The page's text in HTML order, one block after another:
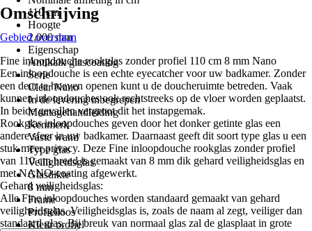
110 cm
Hoogte
2.000 mm
Eigenschap
Antikalk glascoating
Serie
Clear Nano
In de levering inbegrepen
Montagehandleiding
Kenmerk
Vaste wand
Type glas
Veiligheidsglas
Glasdikte
8 mm
Frame
Profielloos
Kleur profiel
Omschrijving
Gebied overslaan
Fine inloopdouche rookglas zonder profiel 110 cm 8 mm Nano
Een inloopdouche is een echte eyecatcher voor uw badkamer. Zonder
een deur te hoeven openen kunt u de doucheruimte betreden. Vaak
kunnen inloopdouches ook rechtstreeks op de vloer worden geplaatst.
In beide gevallen vergroot dit het instapgemak.
Rookglas inloopdouches geven door het donker getinte glas een
andere sfeer in uw badkamer. Daarnaast geeft dit soort type glas u een
stuk meer privacy. Deze Fine inloopdouche rookglas zonder profiel
van 110 cm breed is gemaakt van 8 mm dik gehard veiligheidsglas en
met NANO-coating afgewerkt.
Gehard veiligheidsglas:
Alle Fine inloopdouches worden standaard gemaakt van gehard
veiligheidsglas. Veiligheidsglas is, zoals de naam al zegt, veiliger dan
standaard glas. Bij breuk van normaal glas zal de glasplaat in grote